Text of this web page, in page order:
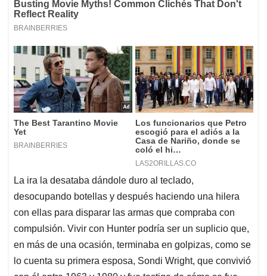
La ira la desataba dándole duro al teclado,
desocupando botellas y después haciendo una hilera
con ellas para disparar las armas que compraba con
compulsión. Vivir con Hunter podría ser un suplicio que,
en más de una ocasión, terminaba en golpizas, como se
lo cuenta su primera esposa, Sondi Wright, que convivió